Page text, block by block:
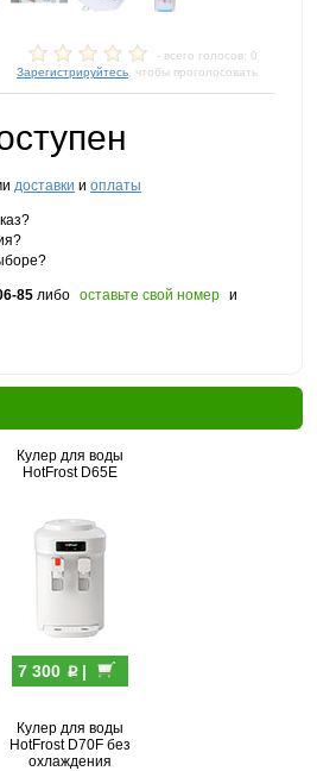
- всего голосов: 0
Зарегистрируйтесь , чтобы проголосовать
доставки и оплаты
85 либо оставьте свой номер и
Кулер для воды
HotFrost D65E
7 300 p|
Кулер для воды
HotFrost D70F без
охлаждения